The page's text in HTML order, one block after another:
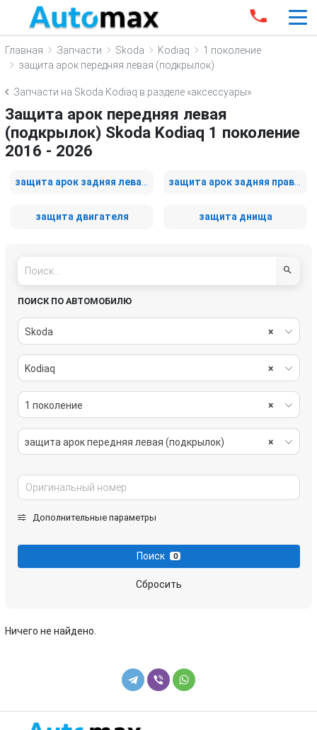
Главная Запчасти Skoda Kodiaq
1 поколение
защита арок передняя левая (подкрылок)
Запчасти на Skoda Kodiaq в разделе «аксессуары»
Защита арок передняя левая
(подкрылок) Skoda Kodiaq 1 поколение
2016 - 2026
защита двигателя защита днища
ПОИСК ПО АВТОМОБИЛЮ
×
Skoda
×
Kodiaq
×
1 поколение
×
защита арок передняя левая (подкрылок)
Дополнительные параметры
Поиск 0
Сбросить
Ничего не найдено.